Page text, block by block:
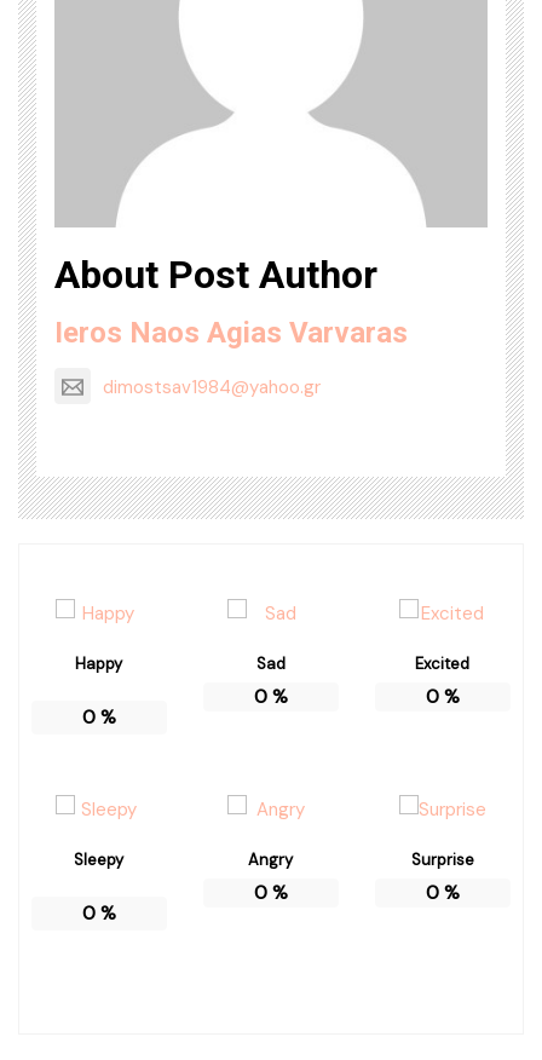
About Post Author
Ieros Naos Agias Varvaras
dimostsav1984@yahoo.gr
Happy
0%
Sad
0%
Excited
0%
Sleepy
0%
Angry
0%
Surprise
0%